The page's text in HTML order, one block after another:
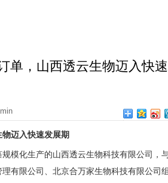
单，山西透云生物迈入快
admin
物迈入快速发展期
模化生产的山西透云生物科技有限公司，
有限公司、北京合万家生物科技有限公司